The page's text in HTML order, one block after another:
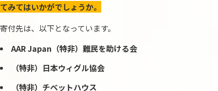
てみてはいかがでしょうか。
寄付先は、以下となっています。
AAR Japan（特非）難民を助ける会
（特非）日本ウィグル協会
（特非）チベットハウス